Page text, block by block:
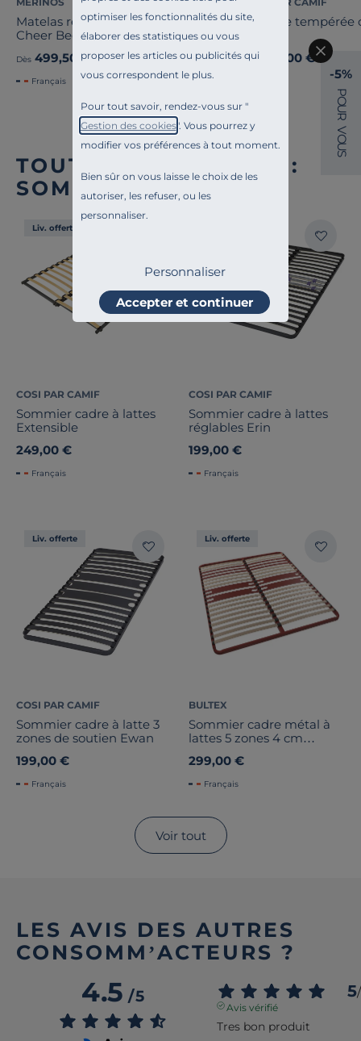
optimiser les fonctionnalités du site,
élaborer des statistiques ou vous
proposer les articles ou publicités qui
vous correspondent le plus.
Pour tout savoir, rendez-vous sur "
Gestion des cookies". Vous pourrez y
modifier vos préférences à tout moment.
Bien sûr on vous laisse le choix de les
autoriser, les refuser, ou les
personnaliser.
Personnaliser
Accepter et continuer
Matelas ressorts ensachés 23 cm
Cheer Bed
Dès 499,50 €Ancien prix
999,00 € -50%
Français
Couette tempérée
Dès 199,00 €
TOUTE NOTRE OFFRE :
SOMMIERS À LATTES
Liv. offerte
COSI PAR CAMIF
Sommier cadre à lattes
Extensible
249,00 €
Français
COSI PAR CAMIF
Sommier cadre à lattes
réglables Erin
199,00 €
Français
Liv. offerte
COSI PAR CAMIF
Sommier cadre à latte 3
zones de soutien Ewan
199,00 €
Français
Liv. offerte
BULTEX
Sommier cadre métal à
lattes 5 zones 4 cm
299,00 €
Français
Voir tout
LES AVIS DES AUTRES
CONSOMM’ACTEURS ?
4.5/5 5/
Avis vérifié
Tres bon produit
-5%
P
O
U
R
V
O
U
S